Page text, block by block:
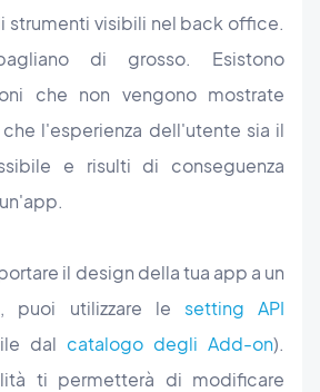
strumenti visibili nel back office.
di grosso. Esistono
che non vengono mostrate
l'esperienza dell'utente sia il
e risulti di conseguenza
il design della tua app a un
puoi utilizzare le setting API
dal catalogo degli Add-on).
ti permetterà di modificare